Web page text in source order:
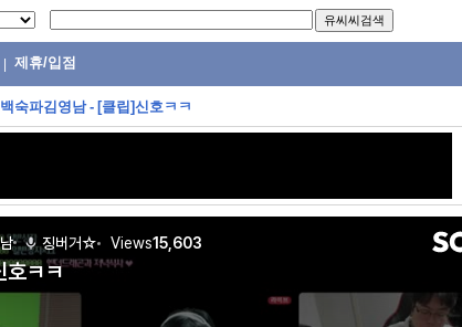
제휴/입점
백숙파김영남 - [클립]신호ㅋㅋ